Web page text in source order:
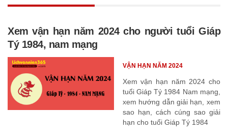
Xem vận hạn năm 2024 cho người tuổi Giáp
Tý 1984, nam mạng
Xem vận hạn năm 2024 cho
tuổi Giáp Tý 1984 Nam mạng,
xem hướng dẫn giải hạn, xem
sao hạn, cách cúng sao giải
hạn cho tuổi Giáp Tý 1984
VẬN HẠN NĂM 2024